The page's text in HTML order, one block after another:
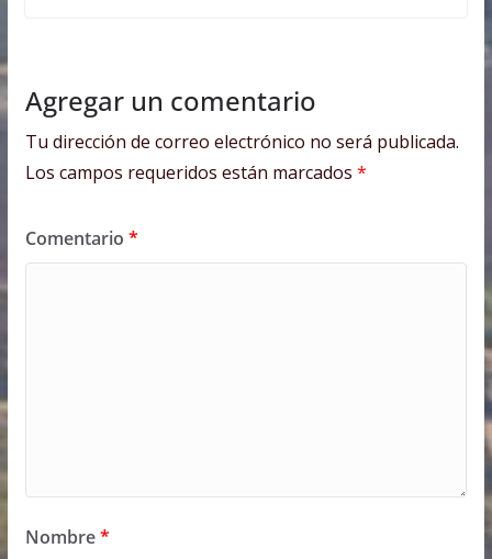
Agregar un comentario
Tu dirección de correo electrónico no será publicada.
Los campos requeridos están marcados *
Comentario *
Nombre*